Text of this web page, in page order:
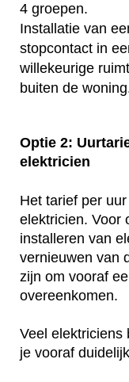
4 groepen.
Installatie van
stopcontact in
willekeurige
buiten de
Optie 2:
elektricien
Het tarief per
elektricien. Voor
installeren van
vernieuwen van
zijn om vooraf
overeenkomen.
Veel elektriciens
je vooraf